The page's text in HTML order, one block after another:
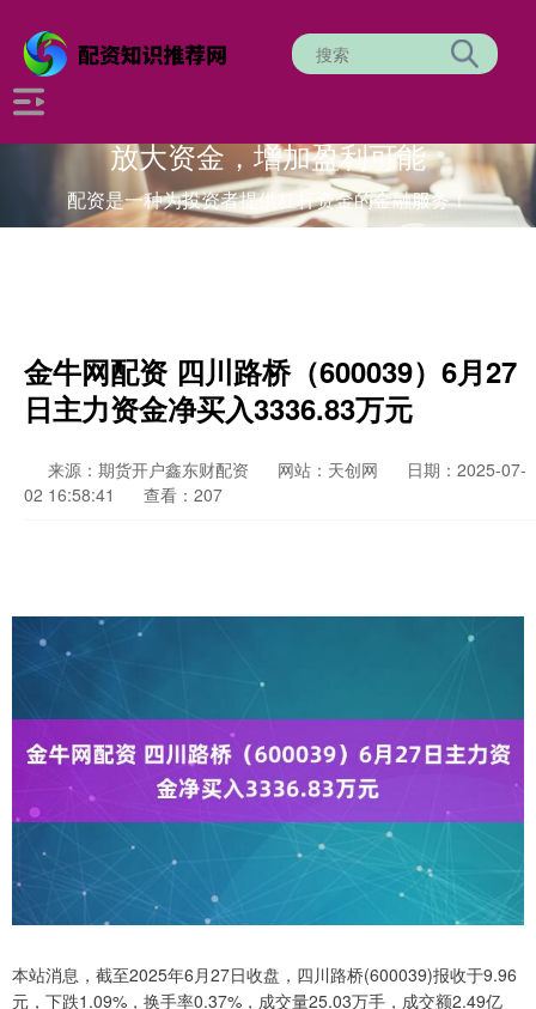
放大资金，增加盈利可能
配资是一种为投资者提供杠杆资金的金融服务！
金牛网配资 四川路桥（600039）6月27
日主力资金净买入3336.83万元
来源：期货开户鑫东财配资 网站：天创网
日期：2025-07-
02 16:58:41
查看：207
本站消息，截至2025年6月27日收盘，四川路桥(600039)报收于9.96
元，下跌1.09%，换手率0.37%，成交量25.03万手，成交额2.49亿